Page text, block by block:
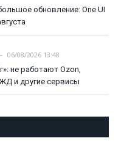
обновление: One UI
06/08/2026 13:48
не работают Ozon,
и другие сервисы